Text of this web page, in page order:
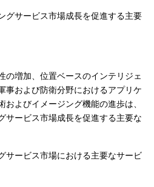
グサービス市場成長を促進する主要
の増加、位置ベースのインテリジェ
事および防衛分野におけるアプリケ
よびイメージング機能の進歩は、
サービス市場成長を促進する主要な
サービス市場における主要なサービ